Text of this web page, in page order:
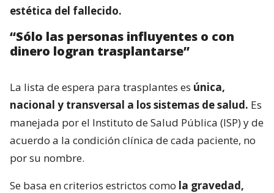
estética del fallecido.
“Sólo las personas influyentes o con
dinero logran trasplantarse”
La lista de espera para trasplantes es única,
nacional y transversal a los sistemas de salud. Es
manejada por el Instituto de Salud Pública (ISP) y de
acuerdo a la condición clínica de cada paciente, no
por su nombre.
Se basa en criterios estrictos como la gravedad,